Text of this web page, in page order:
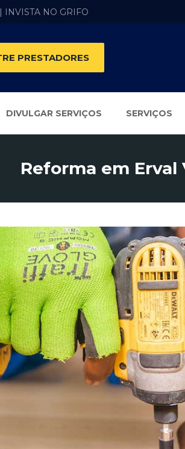
| INVISTA NO GRIFO
PRESTADORES
DIVULGAR SERVIÇOS SERVIÇOS
Reforma em Erval